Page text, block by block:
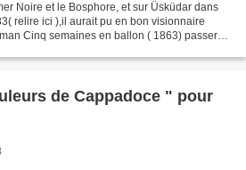
Noire et le Bosphore, et sur Üsküdar dans
relire ici ),il aurait pu en bon visionnaire
Cinq semaines en ballon ( 1863) passer
" pour